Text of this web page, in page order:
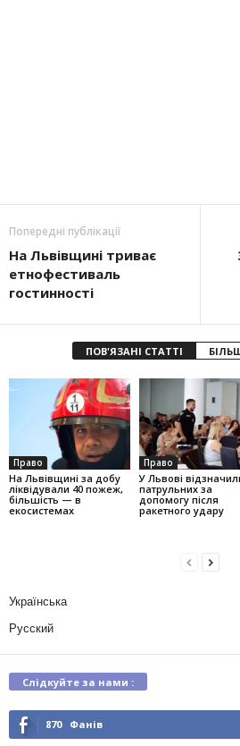
Попередні публікації
На Львівщині триває
етнофестиваль
гостинності
ПОВ'ЯЗАНІ СТАТТІ
Право
На Львівщині за добу
ліквідували 40 пожеж,
більшість — в
екосистемах
Право
У Львові
патрульних за
допомогу після
ракетного удару
Українська
Русский
Слідкуйте за нами :
870 Фанів